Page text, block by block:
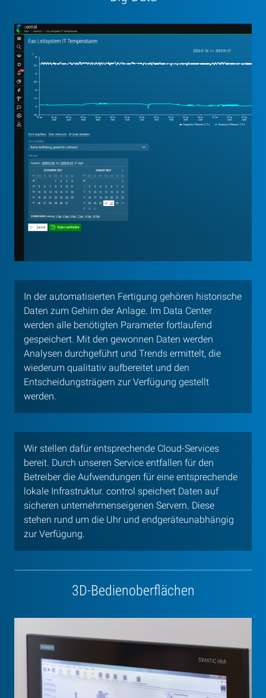
In der automatisierten Fertigung gehören historische
Daten zum Gehirn der Anlage. Im Data Center
werden alle benötigten Parameter fortlaufend
gespeichert. Mit den gewonnen Daten werden
Analysen durchgeführt und Trends ermittelt, die
wiederum qualitativ aufbereitet und den
Entscheidungsträgern zur Verfügung gestellt
werden.
Wir stellen dafür entsprechende Cloud-Services
bereit. Durch unseren Service entfallen für den
Betreiber die Aufwendungen für eine entsprechende
lokale Infrastruktur. control speichert Daten auf
sicheren unternehmenseigenen Servern. Diese
stehen rund um die Uhr und endgeräteunabhängig
zur Verfügung.
3D-Bedienoberflächen